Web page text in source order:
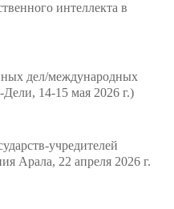
интеллекта в
дел/международных
14-15 мая 2026 г.)
учредителей
Арала, 22 апреля 2026 г.